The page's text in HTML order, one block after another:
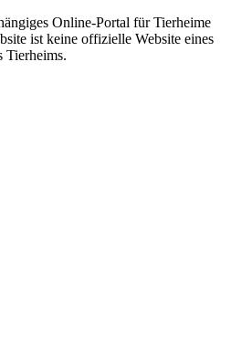
Online-Portal für Tierheime
ist keine offizielle Website eines
Tierheims.